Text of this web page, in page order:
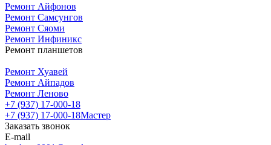
Ремонт Айфонов
Ремонт Самсунгов
Ремонт Сяоми
Ремонт Инфиникс
Ремонт планшетов
Ремонт Хуавей
Ремонт Айпадов
Ремонт Леново
+7 (937) 17-000-18
+7 (937) 17-000-18Мастер
Заказать звонок
E-mail